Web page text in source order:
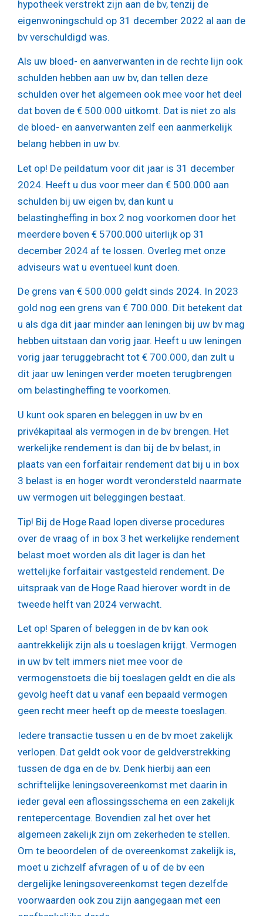
hypotheek verstrekt zijn aan de bv, tenzij de
eigenwoningschuld op 31 december 2022 al aan de
bv verschuldigd was.
Als uw bloed- en aanverwanten in de rechte lijn ook
schulden hebben aan uw bv, dan tellen deze
schulden over het algemeen ook mee voor het deel
dat boven de € 500.000 uitkomt. Dat is niet zo als
de bloed- en aanverwanten zelf een aanmerkelijk
belang hebben in uw bv.
Let op! De peildatum voor dit jaar is 31 december
2024. Heeft u dus voor meer dan € 500.000 aan
schulden bij uw eigen bv, dan kunt u
belastingheffing in box 2 nog voorkomen door het
meerdere boven € 5700.000 uiterlijk op 31
december 2024 af te lossen. Overleg met onze
adviseurs wat u eventueel kunt doen.
De grens van € 500.000 geldt sinds 2024. In 2023
gold nog een grens van € 700.000. Dit betekent dat
u als dga dit jaar minder aan leningen bij uw bv mag
hebben uitstaan dan vorig jaar. Heeft u uw leningen
vorig jaar teruggebracht tot € 700.000, dan zult u
dit jaar uw leningen verder moeten terugbrengen
om belastingheffing te voorkomen.
U kunt ook sparen en beleggen in uw bv en
privékapitaal als vermogen in de bv brengen. Het
werkelijke rendement is dan bij de bv belast, in
plaats van een forfaitair rendement dat bij u in box
3 belast is en hoger wordt verondersteld naarmate
uw vermogen uit beleggingen bestaat.
Tip! Bij de Hoge Raad lopen diverse procedures
over de vraag of in box 3 het werkelijke rendement
belast moet worden als dit lager is dan het
wettelijke forfaitair vastgesteld rendement. De
uitspraak van de Hoge Raad hierover wordt in de
tweede helft van 2024 verwacht.
Let op! Sparen of beleggen in de bv kan ook
aantrekkelijk zijn als u toeslagen krijgt. Vermogen
in uw bv telt immers niet mee voor de
vermogenstoets die bij toeslagen geldt en die als
gevolg heeft dat u vanaf een bepaald vermogen
geen recht meer heeft op de meeste toeslagen.
Iedere transactie tussen u en de bv moet zakelijk
verlopen. Dat geldt ook voor de geldverstrekking
tussen de dga en de bv. Denk hierbij aan een
schriftelijke leningsovereenkomst met daarin in
ieder geval een aflossingsschema en een zakelijk
rentepercentage. Bovendien zal het over het
algemeen zakelijk zijn om zekerheden te stellen.
Om te beoordelen of de overeenkomst zakelijk is,
moet u zichzelf afvragen of u of de bv een
dergelijke leningsovereenkomst tegen dezelfde
voorwaarden ook zou zijn aangegaan met een